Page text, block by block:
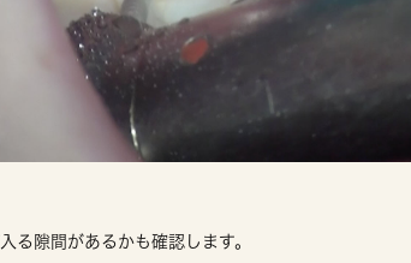
る隙間があるかも確認します。